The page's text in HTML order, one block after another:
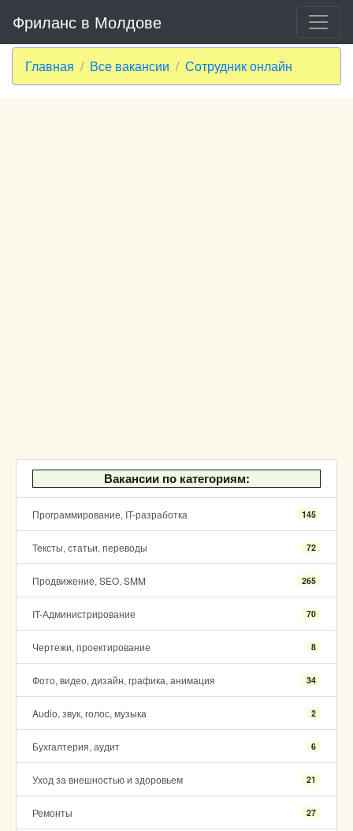
Фриланс в Молдове
Главная Все вакансии Сотрудник онлайн
Вакансии по категориям:
Программирование, IT-разработка 145
Тексты, статьи, переводы 72
Продвижение, SEO, SMM 265
IT-Администрирование 70
Чертежи, проектирование 8
Фото, видео, дизайн, графика, анимация 34
Audio, звук, голос, музыка 2
Бухгалтерия, аудит 6
Уход за внешностью и здоровьем 21
Ремонты 27